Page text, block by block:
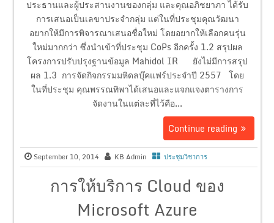
ประธานและผู้ประสานงานของกลุ่ม และคุณอภิชยาภา ได้รับ
การเสนอเป็นเลขาประจำกลุ่ม แต่ในที่ประชุมคุณวัฒนา
อยากให้มีการพิจารณาเสนอชื่อใหม่ โดยอยากให้เลือกคนรุ่น
ใหม่มากกว่า ซึ่งนำเข้าที่ประชุม CoPs อีกครั้ง 1.2 สรุปผล
โครงการปรับปรุงฐานข้อมูล Mahidol IR ยังไม่มีการสรุป
ผล 1.3 การจัดกิจกรรมมหิดลบุ๊คแฟร์ประจำปี 2557 โดย
ในที่ประชุม คุณพรรณทิพาได้เสนอและแจกแจงตารางการ
จัดงานในแต่ละที่ไว้คือ...
Continue reading
September 10, 2014 KB Admin ประชุมวิชาการ
การให้บริการ Cloud ของ
Microsoft Azure